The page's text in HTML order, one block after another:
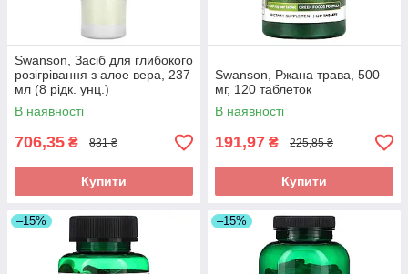
Swanson, Засіб для глибокого
розігрівання з алое вера, 237
мл (8 рідк. унц.)
В наявності
706,35 ₴ 831 ₴
Купити
Swanson, Ржана трава, 500
мг, 120 таблеток
В наявності
191,97 ₴ 225,85 ₴
Купити
–15% –15%